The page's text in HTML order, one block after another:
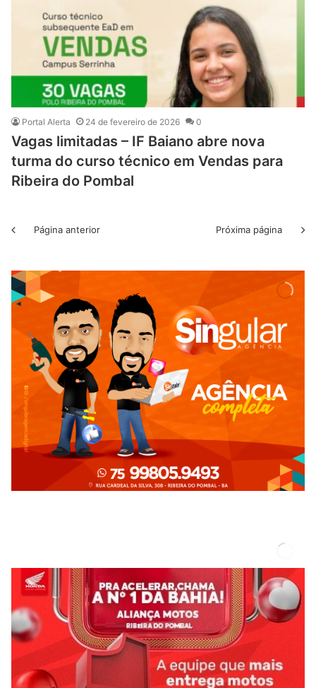
Portal Alerta 24 de fevereiro de 2026 0
Vagas limitadas – IF Baiano abre nova
turma do curso técnico em Vendas para
Ribeira do Pombal
Página anterior Próxima página